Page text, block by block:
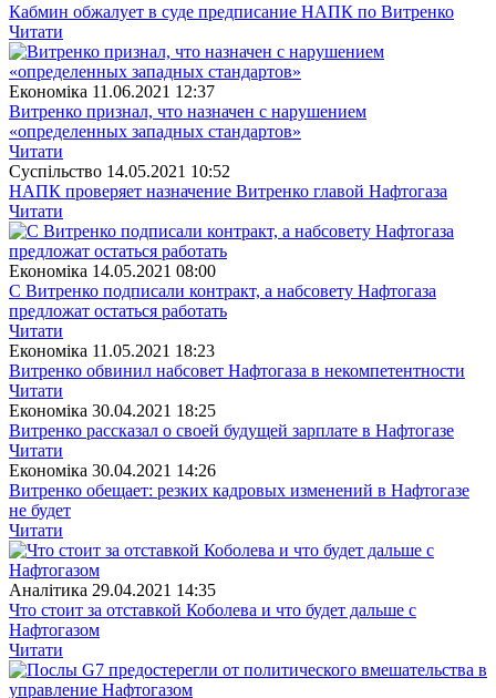
Кабмин обжалует в суде предписание НАПК по Витренко
Читати
Економіка 11.06.2021 12:37
Витренко признал, что назначен с нарушением
«определенных западных стандартов»
Читати
Суспiльство 14.05.2021 10:52
НАПК проверяет назначение Витренко главой Нафтогаза
Читати
Економіка 14.05.2021 08:00
С Витренко подписали контракт, а набсовету Нафтогаза
предложат остаться работать
Читати
Економіка 11.05.2021 18:23
Витренко обвинил набсовет Нафтогаза в некомпетентности
Читати
Економіка 30.04.2021 18:25
Витренко рассказал о своей будущей зарплате в Нафтогазе
Читати
Економіка 30.04.2021 14:26
Витренко обещает: резких кадровых изменений в Нафтогазе
не будет
Читати
Аналітика 29.04.2021 14:35
Что стоит за отставкой Коболева и что будет дальше с
Нафтогазом
Читати